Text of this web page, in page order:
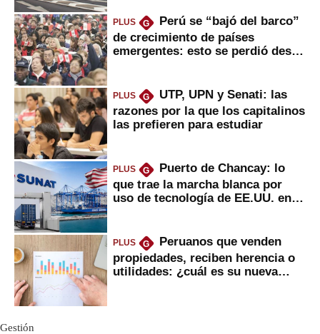
PLUS G
Perú se “bajó del barco”
de crecimiento de países
emergentes: esto se perdió desde
PLUS G
UTP, UPN y Senati: las
razones por la que los capitalinos
las prefieren para estudiar
PLUS G
Puerto de Chancay: lo
que trae la marcha blanca por
uso de tecnología de EE.UU. en
PLUS G
Peruanos que venden
propiedades, reciben herencia o
utilidades: ¿cuál es su nueva
Gestión